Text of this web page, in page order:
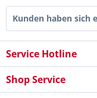
Kunden haben sich
Service Hotline
Shop Service